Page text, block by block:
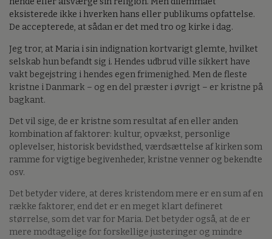
eksisterede ikke i hverken hans eller publikums opfattelse.
De accepterede, at sådan er det med tro og kirke i dag.
Jeg tror, at Maria i sin indignation kortvarigt glemte, hvilket
selskab hun befandt sig i. Hendes udbrud ville sikkert have
vakt begejstring i hendes egen frimenighed. Men de fleste
kristne i Danmark – og en del præster i øvrigt – er kristne på
bagkant.
Det vil sige, de er kristne som resultat af en eller anden
kombination af faktorer: kultur, opvækst, personlige
oplevelser, historisk bevidsthed, værdsættelse af kirken som
ramme for vigtige begivenheder, kristne venner og bekendte
osv.
Det betyder videre, at deres kristendom mere er en sum af en
række faktorer, end det er en meget klart defineret
størrelse, som det var for Maria. Det betyder også, at de er
mere modtagelige for forskellige justeringer og mindre